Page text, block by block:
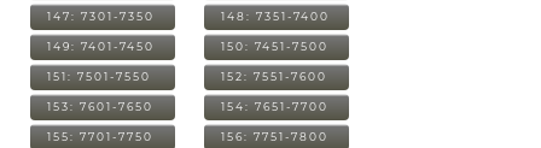
147: 7301-7350 148: 7351-7400
149: 7401-7450 150: 7451-7500
151: 7501-7550 152: 7551-7600
153: 7601-7650 154: 7651-7700
155: 7701-7750 156: 7751-7800